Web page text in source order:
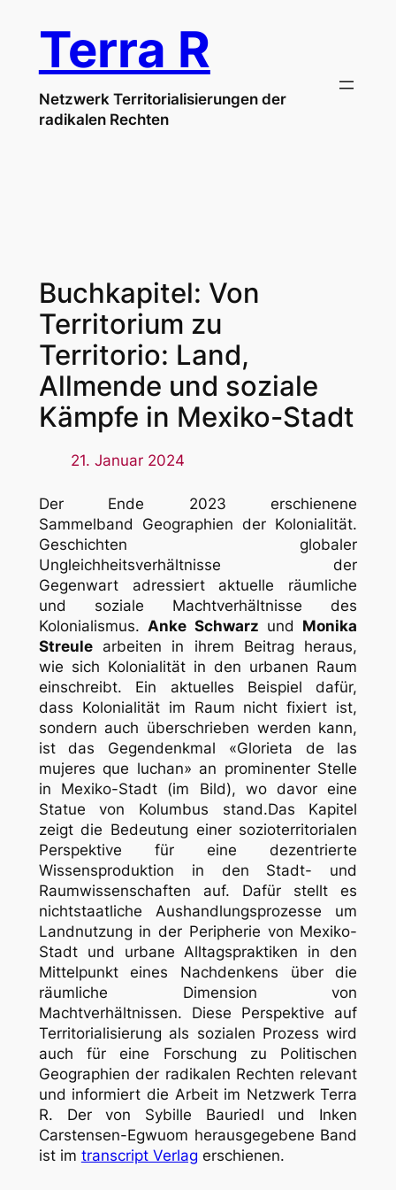
InhaltTerra R
Netzwerk Territorialisierungen der
radikalen Rechten
Buchkapitel: Von
Territorium zu
Territorio: Land,
Allmende und soziale
Kämpfe in Mexiko-Stadt
21. Januar 2024
Der Ende 2023 erschienene
Sammelband Geographien der Kolonialität.
Geschichten globaler
Ungleichheitsverhältnisse der
Gegenwartadressiert aktuelle räumliche
und soziale Machtverhältnisse des
Kolonialismus. Anke Schwarz und Monika
Streulearbeiten in ihrem Beitrag heraus,
wie sich Kolonialität in den urbanen Raum
einschreibt. Ein aktuelles Beispiel dafür,
dass Kolonialität im Raum nicht fixiert ist,
sondern auch überschrieben werden kann,
ist das Gegendenkmal «Glorieta de las
mujeres que luchan» an prominenter Stelle
in Mexiko-Stadt (im Bild), wo davor eine
Statue von Kolumbus stand.Das Kapitel
zeigt die Bedeutung einer sozioterritorialen
Perspektive für eine dezentrierte
Wissensproduktion in den Stadt- und
Raumwissenschaften auf. Dafür stellt es
nichtstaatliche Aushandlungsprozesse um
Landnutzung in der Peripherie von Mexiko-
Stadt und urbane Alltagspraktiken in den
Mittelpunkt eines Nachdenkens über die
räumliche Dimension von
Machtverhältnissen. Diese Perspektive auf
Territorialisierung als sozialen Prozess wird
auch für eine Forschung zu Politischen
Geographien der radikalen Rechten relevant
und informiert die Arbeit im Netzwerk Terra
R. Der von Sybille Bauriedl und Inken
Carstensen-Egwuom herausgegebene Band
ist im transcript Verlag erschienen.